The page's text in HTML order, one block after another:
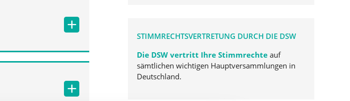
STIMMRECHTSVERTRETUNG DURCH DIE DSW
Die DSW vertritt Ihre Stimmrechte auf
sämtlichen wichtigen Hauptversammlungen in
Deutschland.